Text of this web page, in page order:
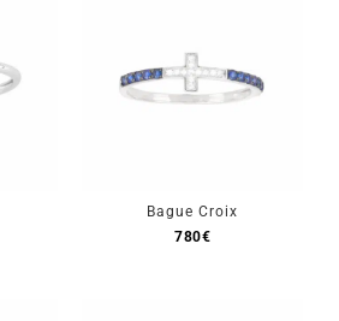
Bague Croix
780€